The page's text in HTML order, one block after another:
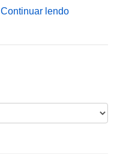
Continuar lendo